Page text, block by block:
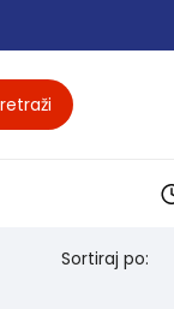
Sortiraj po: